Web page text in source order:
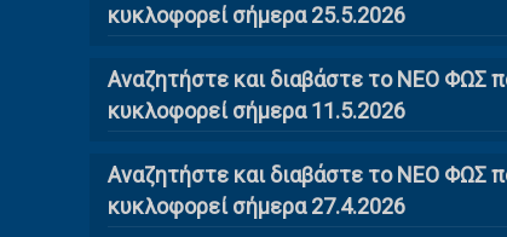
κυκλοφορεί σήμερα 25.5.2026
Αναζητήστε και διαβάστε το ΝΕΟ ΦΩΣ
κυκλοφορεί σήμερα 11.5.2026
Αναζητήστε και διαβάστε το ΝΕΟ ΦΩΣ
κυκλοφορεί σήμερα 27.4.2026